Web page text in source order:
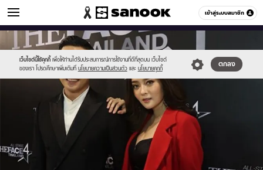
เข้าสู่ระบบสมาชิก
ข่าวบันเทิง หมวดอื่นๆ
เว็บไซต์นี้ใช้คุกกี้ เพื่อให้ท่านได้รับประสบการณ์การใช้งานที่ดีที่สุดบน เว็บไซต์
ของเรา โปรดศึกษาเพิ่มเติมที่ นโยบายความเป็นส่วนตัว และ นโยบายคุกกี้
ตกลง
Sanook
//s.isanook.com/sr/0/images/logo-
new-
sanook.png
//s.isanook.com/ns/0/ud/1286/6434246/khun.jpg